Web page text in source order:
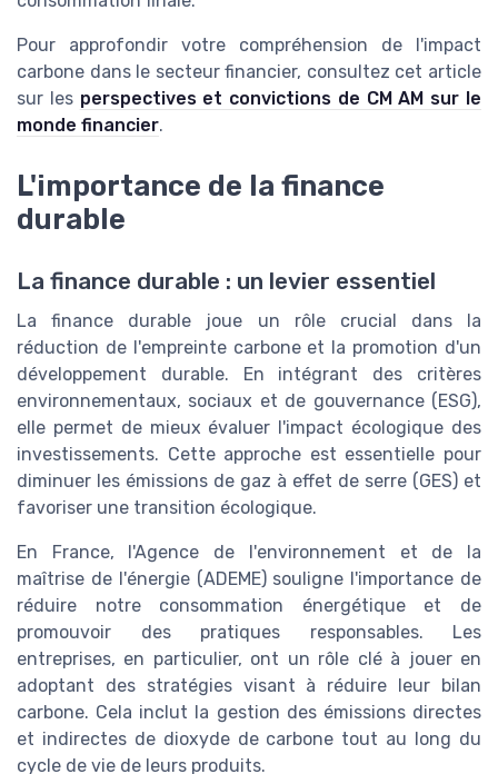
Pour approfondir votre compréhension de l'impact
carbone dans le secteur financier, consultez cet article
sur les perspectives et convictions de CM AM sur le
monde financier.
L'importance de la finance
durable
La finance durable : un levier essentiel
La finance durable joue un rôle crucial dans la
réduction de l'empreinte carbone et la promotion d'un
développement durable. En intégrant des critères
environnementaux, sociaux et de gouvernance (ESG),
elle permet de mieux évaluer l'impact écologique des
investissements. Cette approche est essentielle pour
diminuer les émissions de gaz à effet de serre (GES) et
favoriser une transition écologique.
En France, l'Agence de l'environnement et de la
maîtrise de l'énergie (ADEME) souligne l'importance de
réduire notre consommation énergétique et de
promouvoir des pratiques responsables. Les
entreprises, en particulier, ont un rôle clé à jouer en
adoptant des stratégies visant à réduire leur bilan
carbone. Cela inclut la gestion des émissions directes
et indirectes de dioxyde de carbone tout au long du
cycle de vie de leurs produits.